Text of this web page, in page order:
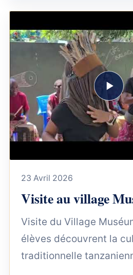
23 Avril 2026
Visite au village
Visite du Village
élèves découvrent la
traditionnelle